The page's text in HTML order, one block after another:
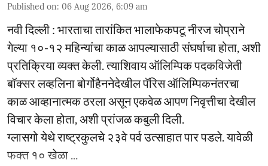
Published on: 06 Aug 2026, 6:09 am
नवी दिल्ली : भारताचा तारांकित भालाफेकपटू नीरज चोप्राने
गेल्या १०-१२ महिन्यांचा काळ आपल्यासाठी संघर्षाचा होता, अशी
प्रतिक्रिया व्यक्त केली. त्याशिवाय ऑलिम्पिक पदकविजेती
बॉक्सर लव्हलिना बोर्गोहैननेदेखील पॅरिस ऑलिम्पिकनंतरचा
काळ आव्हानात्मक ठरला असून एकवेळ आपण निवृत्तीचा देखील
विचार केला होता, अशी प्रांजळ कबुली दिली.
ग्लासगो येथे राष्ट्रकुलचे २३वे पर्व उत्साहात पार पडले. यावेळी
फक्त १० खेळा ...